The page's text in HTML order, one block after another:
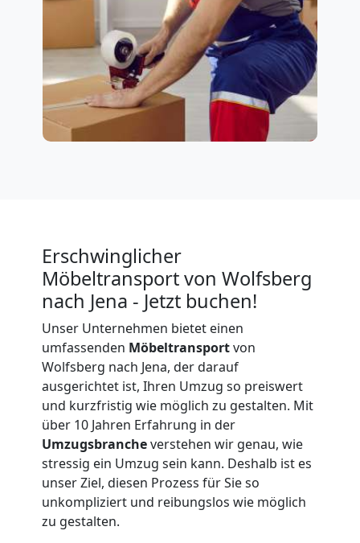
Erschwinglicher
Möbeltransport von Wolfsberg
nach Jena - Jetzt buchen!
Unser Unternehmen bietet einen
umfassenden Möbeltransportvon
Wolfsberg nach Jena, der darauf
ausgerichtet ist, Ihren Umzug so preiswert
und kurzfristig wie möglich zu gestalten. Mit
über 10 Jahren Erfahrung in der
Umzugsbrancheverstehen wir genau, wie
stressig ein Umzug sein kann. Deshalb ist es
unser Ziel, diesen Prozess für Sie so
unkompliziert und reibungslos wie möglich
zu gestalten.